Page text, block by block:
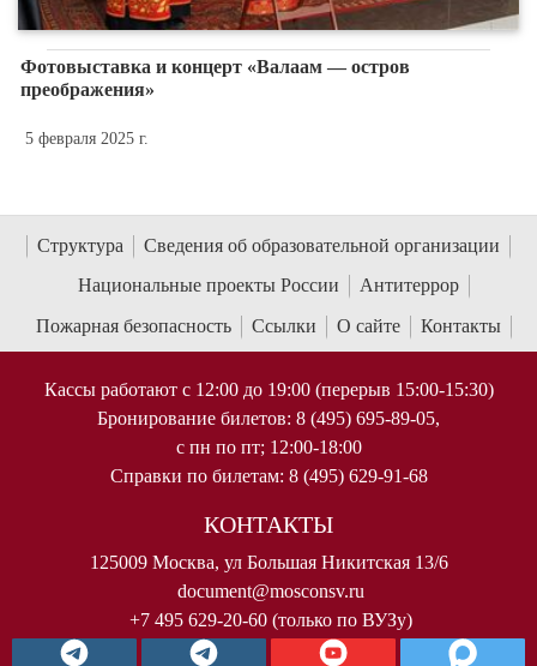
Фотовыставка и концерт «Валаам — остров
преображения»
5 февраля 2025 г.
Структура
Сведения об образовательной организации
Национальные проекты России
Антитеррор
Пожарная безопасность
Ссылки О сайте Контакты
Кассы работают с 12:00 до 19:00 (перерыв 15:00-15:30)
Бронирование билетов: 8 (495) 695-89-05,
с пн по пт; 12:00-18:00
Справки по билетам: 8 (495) 629-91-68
КОНТАКТЫ
125009 Москва, ул Большая Никитская 13/6
document@mosconsv.ru
+7 495 629-20-60 (только по ВУЗу)